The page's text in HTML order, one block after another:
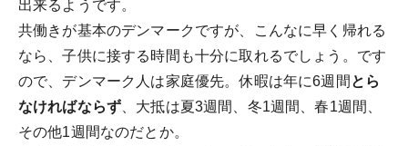
出来るようです。
共働きが基本のデンマークですが、こんなに早く帰れる
なら、子供に接する時間も十分に取れるでしょう。です
ので、デンマーク人は家庭優先。休暇は年に6週間 とら
なければならず 、大抵は夏3週間、冬1週間、春1週間、
その他1週間なのだとか。